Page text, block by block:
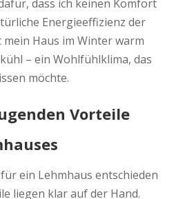
dass ich keinen Komfort
Energieeffizienz der
mein Haus im Winter warm
– ein Wohlfühlklima, das
möchte.
Vorteile
ein Lehmhaus entschieden
liegen klar auf der Hand.